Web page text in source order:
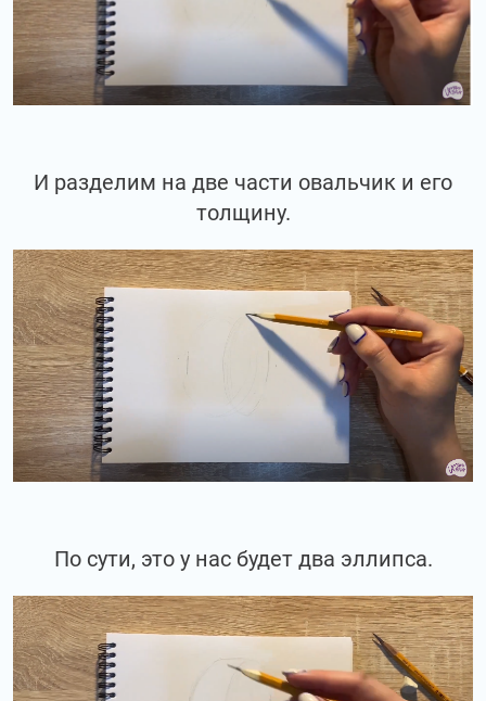
И разделим на две части овальчик и его
толщину.
По сути, это у нас будет два эллипса.